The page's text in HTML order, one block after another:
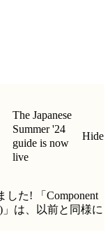
The Japanese
Summer '24
guide is now
live
Hide
した!
「Component
は、以前と同様に